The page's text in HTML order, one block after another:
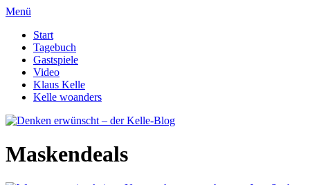
Menü
Start
Tagebuch
Gastspiele
Video
Klaus Kelle
Kelle woanders
Maskendeals